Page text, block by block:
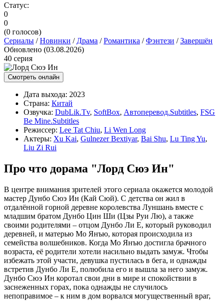
Статус:
0
0
(0 голосов)
Сериалы /Новинки / Драма /Романтика /Фэнтези /Завершён
Обновлено (03.08.2026)
40 серия
Смотреть онлайн
Дата выхода: 2023
Страна: Китай
Озвучка: DubLik.Tv, SoftBox, Автоперевод.Subtitles, FSG
Be Mine.Subtitles
Режиссер: Lee Tat Chiu, Li Wen Long
Актеры: Xu Kai, Gulnezer Bextiyar, Bai Shu, Lu Ting Yu,
Liu Zi Rui
Про что дорама "Лорд Сюэ Ин"
В центре внимания зрителей этого сериала окажется молодой
мастер Дунбо Сюэ Ин (Кай Сюй). С детства он жил в
отдалённой горной деревне королевства Луншань вместе с
младшим братом Дунбо Цин Ши (Цзы Руи Лю), а также
своими родителями – отцом Дунбо Ли Е, который руководил
деревней, и матерью Мо Янъю, которая происходила из
семейства волшебников. Когда Мо Янъю достигла брачного
возраста, её родители хотели насильно выдать замуж. Чтобы
избежать этой участи, девушка пустилась в бега, и однажды
встретив Дунбо Ли Е, полюбила его и вышла за него замуж.
Дунбо Сюэ Ин коротал свои дни в мире и спокойствии в
заснеженных горах, пока однажды не случилось
непоправимое – к ним в дом ворвался могущественный враг,